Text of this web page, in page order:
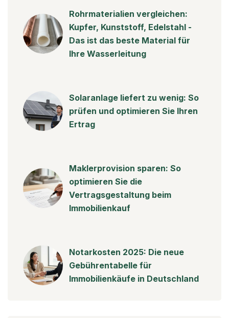
Rohrmaterialien vergleichen:
Kupfer, Kunststoff, Edelstahl -
Das ist das beste Material für
Ihre Wasserleitung
Solaranlage liefert zu wenig: So
prüfen und optimieren Sie Ihren
Ertrag
Maklerprovision sparen: So
optimieren Sie die
Vertragsgestaltung beim
Immobilienkauf
Notarkosten 2025: Die neue
Gebührentabelle für
Immobilienkäufe in Deutschland